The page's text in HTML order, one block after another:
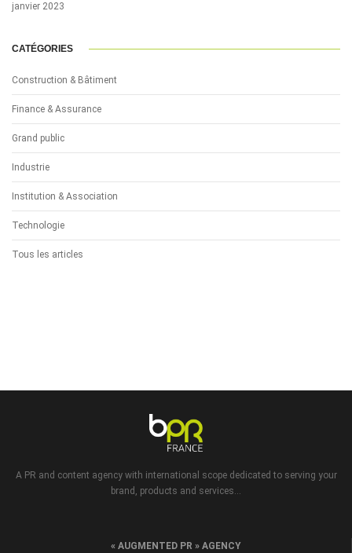
janvier 2023
CATÉGORIES
Construction & Bâtiment
Finance & Assurance
Grand public
Industrie
Institution & Association
Technologie
Tous les articles
A PR and content agency with international scope dedicated to serving your
brand, products and services...
« AUGMENTED PR » AGENCY